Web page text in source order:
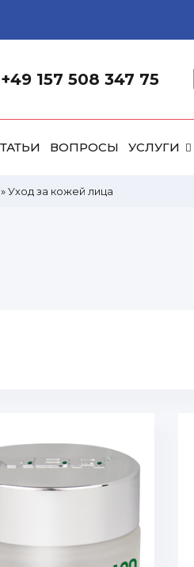
+49 157 508 347 75
ВОПРОСЫ УСЛУГИ
»Уход за кожей лица